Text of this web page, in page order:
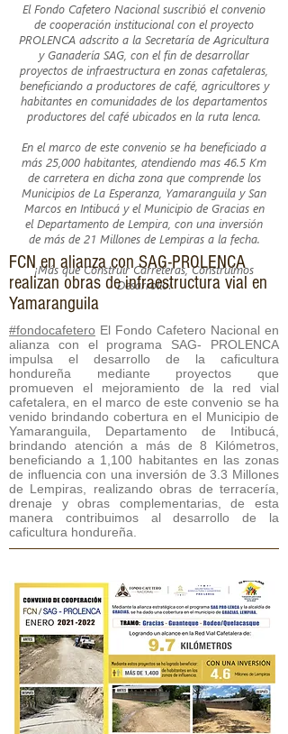
El Fondo Cafetero Nacional suscribió el convenio
de cooperación institucional con el proyecto
PROLENCA adscrito a la Secretaría de Agricultura
y Ganadería SAG, con el fin de desarrollar
proyectos de infraestructura en zonas cafetaleras,
beneficiando a productores de café, agricultores y
habitantes en comunidades de los departamentos
productores del café ubicados en la ruta lenca.
En el marco de este convenio se ha beneficiado a
más 25,000 habitantes, atendiendo mas 46.5 Km
de carretera en dicha zona que comprende los
Municipios de La Esperanza, Yamaranguila y San
Marcos en Intibucá y el Municipio de Gracias en
el Departamento de Lempira, con una inversión
de más de 21 Millones de Lempiras a la fecha.
¡Más que Construir Carreteras, Construimos
Desarrollo!
FCN en alianza con SAG-PROLENCA
realizan obras de infraestructura vial en
Yamaranguila
#fondocafetero El Fondo Cafetero Nacional en
alianza con el programa SAG- PROLENCA
impulsa el desarrollo de la caficultura
hondureña mediante proyectos que
promueven el mejoramiento de la red vial
cafetalera, en el marco de este convenio se ha
venido brindando cobertura en el Municipio de
Yamaranguila, Departamento de Intibucá,
brindando atención a más de 8 Kilómetros,
beneficiando a 1,100 habitantes en las zonas
de influencia con una inversión de 3.3 Millones
de Lempiras, realizando obras de terracería,
drenaje y obras complementarias, de esta
manera contribuimos al desarrollo de la
caficultura hondureña.